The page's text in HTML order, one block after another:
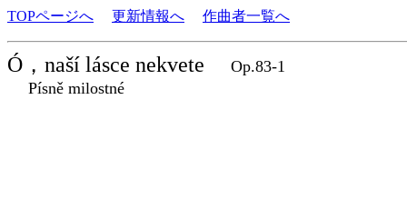
TOPページへ 更新情報へ 作曲者一覧へ
Ó，naší lásce nekvete
Op.83-1
Písně milostné